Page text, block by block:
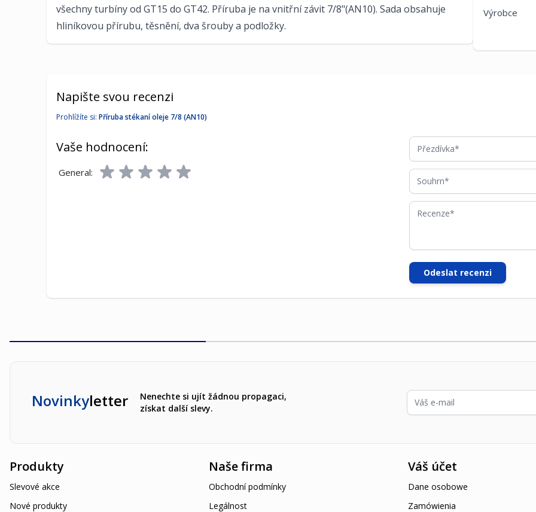
všechny turbíny od GT15 do GT42. Příruba je na vnitřní závit 7/8"(AN10). Sada obsahuje
hliníkovou přírubu, těsnění, dva šrouby a podložky.
Výrobce
Napište svou recenzi
Prohlížíte si: Příruba stékaní oleje 7/8 (AN10)
Vaše hodnocení:
General:
Přezdívka
Souhrn
Recenze
Odeslat recenzi
Novinkyletter
Nenechte si ujít žádnou propagaci,
získat další slevy.
E-mailová adresa
Produkty
Slevové akce
Nové produkty
Naše firma
Obchodní podmínky
Legálnost
Váš účet
Dane osobowe
Zamówienia